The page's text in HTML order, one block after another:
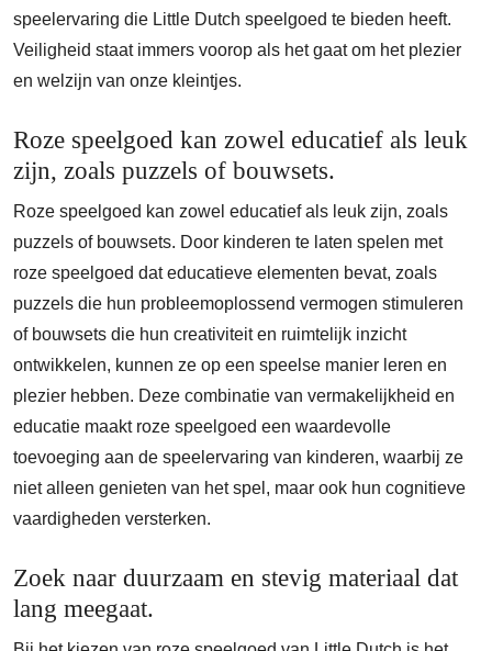
speelervaring die Little Dutch speelgoed te bieden heeft.
Veiligheid staat immers voorop als het gaat om het plezier
en welzijn van onze kleintjes.
Roze speelgoed kan zowel educatief als leuk
zijn, zoals puzzels of bouwsets.
Roze speelgoed kan zowel educatief als leuk zijn, zoals
puzzels of bouwsets. Door kinderen te laten spelen met
roze speelgoed dat educatieve elementen bevat, zoals
puzzels die hun probleemoplossend vermogen stimuleren
of bouwsets die hun creativiteit en ruimtelijk inzicht
ontwikkelen, kunnen ze op een speelse manier leren en
plezier hebben. Deze combinatie van vermakelijkheid en
educatie maakt roze speelgoed een waardevolle
toevoeging aan de speelervaring van kinderen, waarbij ze
niet alleen genieten van het spel, maar ook hun cognitieve
vaardigheden versterken.
Zoek naar duurzaam en stevig materiaal dat
lang meegaat.